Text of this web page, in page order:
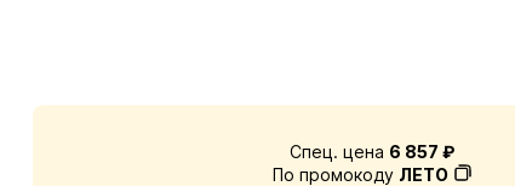
Спец. цена 6 857 ₽
По промокоду ЛЕТО